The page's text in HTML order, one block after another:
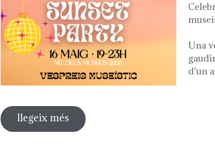
Una
d’un
llegeix més sobre nit dels museus 2026